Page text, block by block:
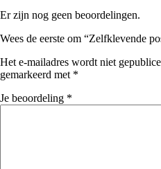
Er zijn nog geen beoordelingen.
Wees de eerste om “Zelfklevende
Het e-mailadres wordt niet
gemarkeerd met *
Je beoordeling *